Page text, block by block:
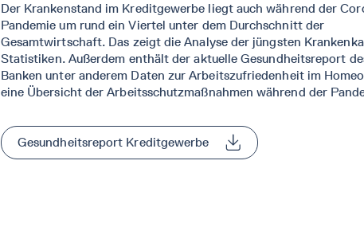
Der Krankenstand im Kreditgewerbe liegt auch während der
Pandemie um rund ein Viertel unter dem Durchschnitt der
Gesamtwirtschaft. Das zeigt die Analyse der jüngsten
Statistiken. Außerdem enthält der aktuelle Gesundheitsreport
Banken unter anderem Daten zur Arbeitszufriedenheit im
eine Übersicht der Arbeitsschutzmaßnahmen während der
Gesundheitsreport Kreditgewerbe